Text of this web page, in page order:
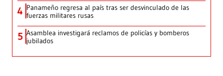
4 Panameño regresa al país tras ser desvinculado de las
fuerzas militares rusas
5 Asamblea investigará reclamos de policías y bomberos
jubilados